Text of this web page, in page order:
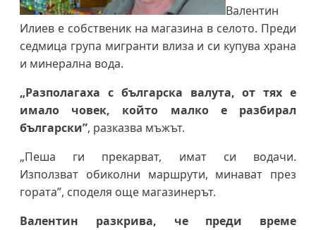
Валентин
Илиев е собственик на магазина в селото. Преди
седмица група мигранти влиза и си купува храна
и минерална вода.
„Разполагаха с българска валута, от тях е
имало човек, който малко е разбирал
български”, разказва мъжът.
„Пеша ги прекарват, имат си водачи.
Използват обиколни маршрути, минават през
гората”, споделя още магазинерът.
Валентин разкрива, че преди време